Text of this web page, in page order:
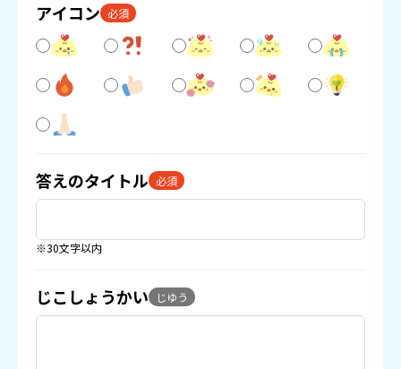
アイコン 必須
答えのタイトル 必須
※30文字以内
じこしょうかい じゆう